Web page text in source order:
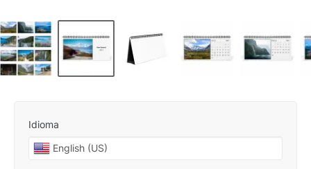
Idioma